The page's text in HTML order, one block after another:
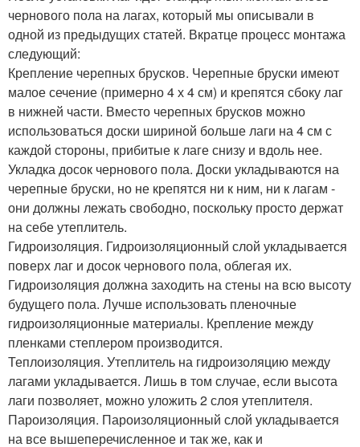
чернового пола на лагах, который мы описывали в
одной из предыдущих статей. Вкратце процесс монтажа
следующий:
Крепление черепных брусков. Черепные бруски имеют
малое сечение (примерно 4 х 4 см) и крепятся сбоку лаг
в нижней части. Вместо черепных брусков можно
использоваться доски шириной больше лаги на 4 см с
каждой стороны, прибитые к лаге снизу и вдоль нее.
Укладка досок чернового пола. Доски укладываются на
черепные бруски, но не крепятся ни к ним, ни к лагам -
они должны лежать свободно, поскольку просто держат
на себе утеплитель.
Гидроизоляция. Гидроизоляционный слой укладывается
поверх лаг и досок чернового пола, облегая их.
Гидроизоляция должна заходить на стены на всю высоту
будущего пола. Лучше использовать пленочные
гидроизоляционные материалы. Крепление между
пленками степлером производится.
Теплоизоляция. Утеплитель на гидроизоляцию между
лагами укладывается. Лишь в том случае, если высота
лаги позволяет, можно уложить 2 слоя утеплителя.
Пароизоляция. Пароизоляционный слой укладывается
на все вышеперечисленное и так же, как и